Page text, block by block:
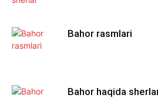
Bahor rasmlari
Bahor haqida